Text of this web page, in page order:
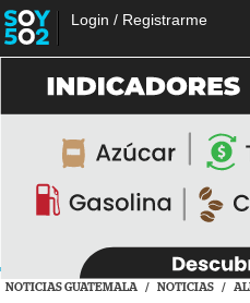
Login / Registrarme
NOTICIAS GUATEMALA / NOTICIAS /